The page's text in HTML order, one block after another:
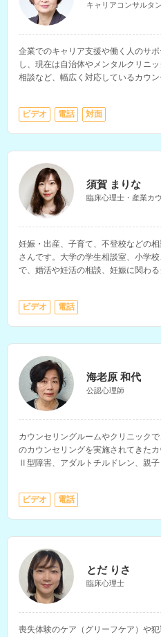
キャリアコンサルタ
企業でのキャリア支援や働く人のサ
し、現在は自治体やメンタルクリニ
相談など、幅広く対応しているカウ
門としつつ、うつ的な不調や職場の
ビデオ 電話 対面
須賀 まりな
臨床心理士・産業カ
妊娠・出産、子育て、不登校などの
さんです。大学の学生相談室、小学
で、婚活や妊活の相談、妊娠に関わ
ビデオ 電話
海老原 和代
公認心理師
カウンセリングルームやクリニック
のカウンセリングを実施されてきた
Ⅱ型障害、アダルトチルドレン、親
なく、小中学校で10年以上の教育相
ビデオ 電話
とだ りさ
臨床心理士
喪失体験のケア（グリーフケア）や